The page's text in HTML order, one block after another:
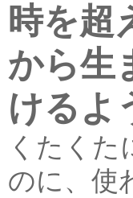
時を超
から生
けるよ
くたく
のに、使